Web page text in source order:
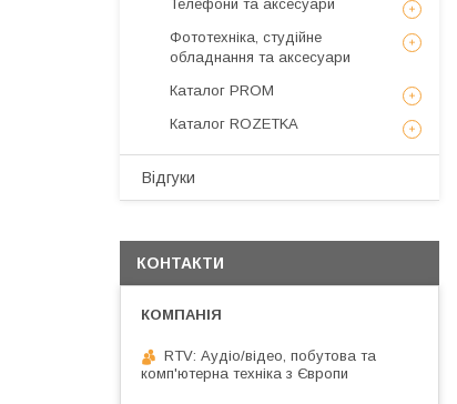
Телефони та аксесуари
Фототехніка, студійне
обладнання та аксесуари
Каталог PROM
Каталог ROZETKA
Відгуки
КОНТАКТИ
RTV: Аудіо/відео, побутова та
комп'ютерна техніка з Європи